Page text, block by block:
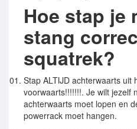
Hoe stap je
stang
squatrek?
Stap ALTIJD achterwaarts uit
voorwaarts!!!!!!!. Je wilt jezelf
achterwaarts moet lopen en
powerrack moet hangen.